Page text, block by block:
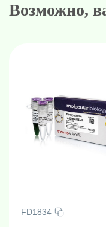
Возможно,
FD1834